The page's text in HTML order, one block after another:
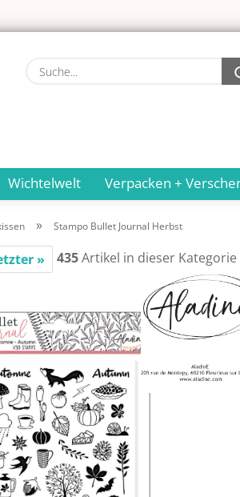
Wichtelwelt Verpacken +
» Stampo Bullet Journal Herbst
» 435Artikel in dieser Kategorie